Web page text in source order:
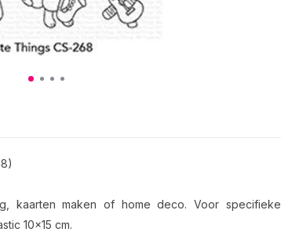
kaarten maken of home deco. Voor specifieke
10x15 cm.